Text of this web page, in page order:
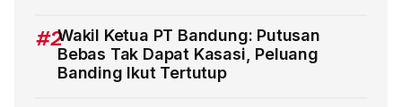
#2Wakil Ketua PT Bandung: Putusan
Bebas Tak Dapat Kasasi, Peluang
Banding Ikut Tertutup